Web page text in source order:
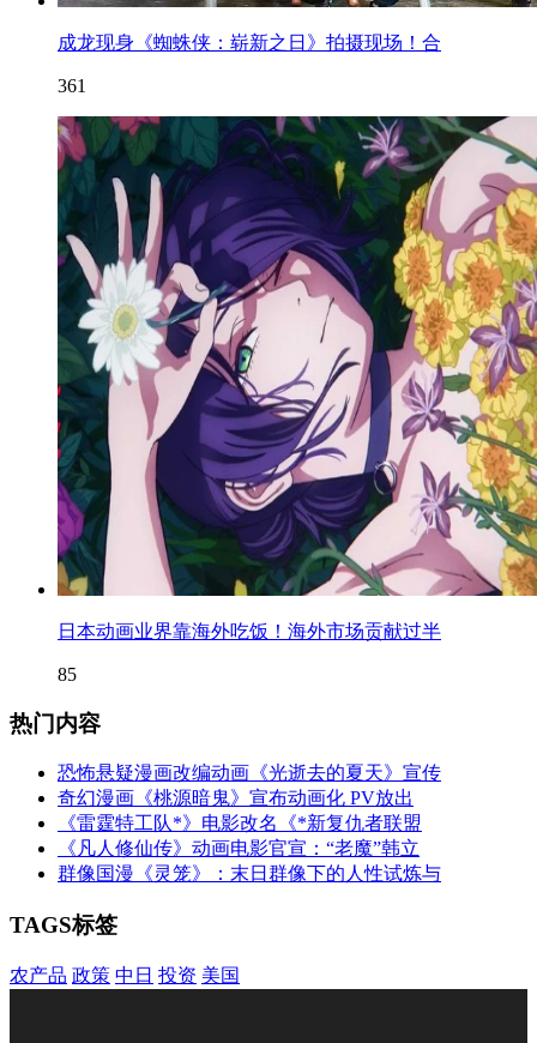
成龙现身《蜘蛛侠：崭新之日》拍摄现场！合
361
日本动画业界靠海外吃饭！海外市场贡献过半
85
热门内容
恐怖悬疑漫画改编动画《光逝去的夏天》宣传
奇幻漫画《桃源暗鬼》宣布动画化 PV放出
《雷霆特工队*》电影改名《*新复仇者联盟
《凡人修仙传》动画电影官宣：“老魔”韩立
群像国漫《灵笼》：末日群像下的人性试炼与
TAGS标签
农产品 政策 中日 投资 美国